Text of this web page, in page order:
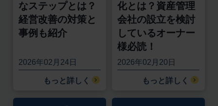
なステップとは？
経営改善の対策と
事例も紹介
2026年02月24日
もっと詳しく
化とは？資産管理
会社の設立を検討
しているオーナー
様必読！
2026年02月20日
もっと詳しく